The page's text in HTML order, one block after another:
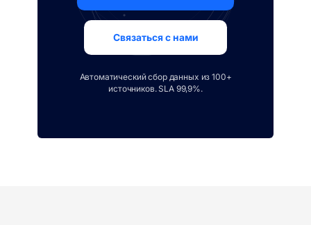
Связаться с нами
Автоматический сбор данных из 100+
источников. SLA 99,9%.